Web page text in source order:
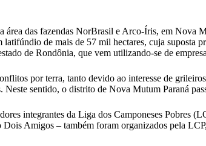
área das fazendas NorBrasil e Arco-Íris, em
de mais de 57 mil hectares, cuja
de Rondônia, que vem utilizando-se de
por terra, tanto devido ao interesse de
Neste sentido, o distrito de Nova Mutum Paraná
integrantes da Liga dos Camponeses Pobres
Amigos – também foram organizados pela